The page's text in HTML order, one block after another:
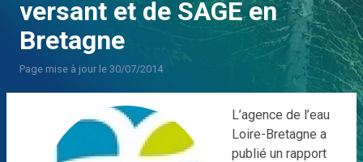
versant et de SAGE en
Bretagne
Page mise à jour le 30/07/2014
L’agence de l’eau
Loire-Bretagne a
publié un rapport